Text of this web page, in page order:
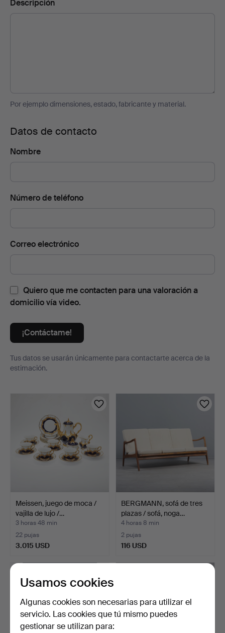
Descripción
Por ejemplo dimensiones, estado, fabricante y material.
Datos de contacto
Nombre
Número de teléfono
Correo electrónico
Quiero que me contacten para una valoración a
domicilio vía video.
¡Contáctame!
Tus datos se usarán únicamente para contactarte acerca de la
estimación.
Meissen, juego de moca /
vajilla de lujo /…
3 horas 48 min
22 pujas
3.015 USD
BERGMANN, sofá de tres
plazas / sofá, noga…
4 horas 8 min
2 pujas
116 USD
Usamos cookies
Algunas cookies son necesarias para utilizar el
servicio. Las cookies que tú mismo puedes
gestionar se utilizan para: